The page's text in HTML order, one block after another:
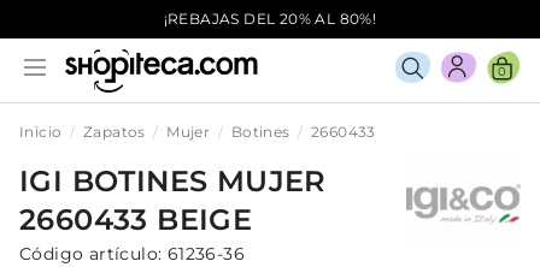
¡REBAJAS DEL 20% AL 80%!
0
Inicio Zapatos Mujer Botines 2660433
IGI BOTINES MUJER
2660433 BEIGE
Código artículo: 61236-36